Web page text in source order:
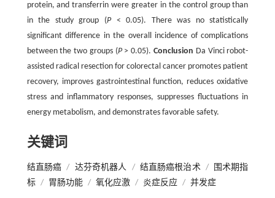
protein, and transferrin were greater in the control group than
in the study group (P< 0.05). There was no statistically
significant difference in the overall incidence of complications
between the two groups (P> 0.05).Conclusion Da Vinci robot-
assisted radical resection for colorectal cancer promotes patient
recovery, improves gastrointestinal function, reduces oxidative
stress and inflammatory responses, suppresses fluctuations in
energy metabolism, and demonstrates favorable safety.
关键词
结直肠癌 / 达芬奇机器人 / 结直肠癌根治术 /
围术期指
标 / 胃肠功能 / 氧化应激 / 炎症反应 / 并发症